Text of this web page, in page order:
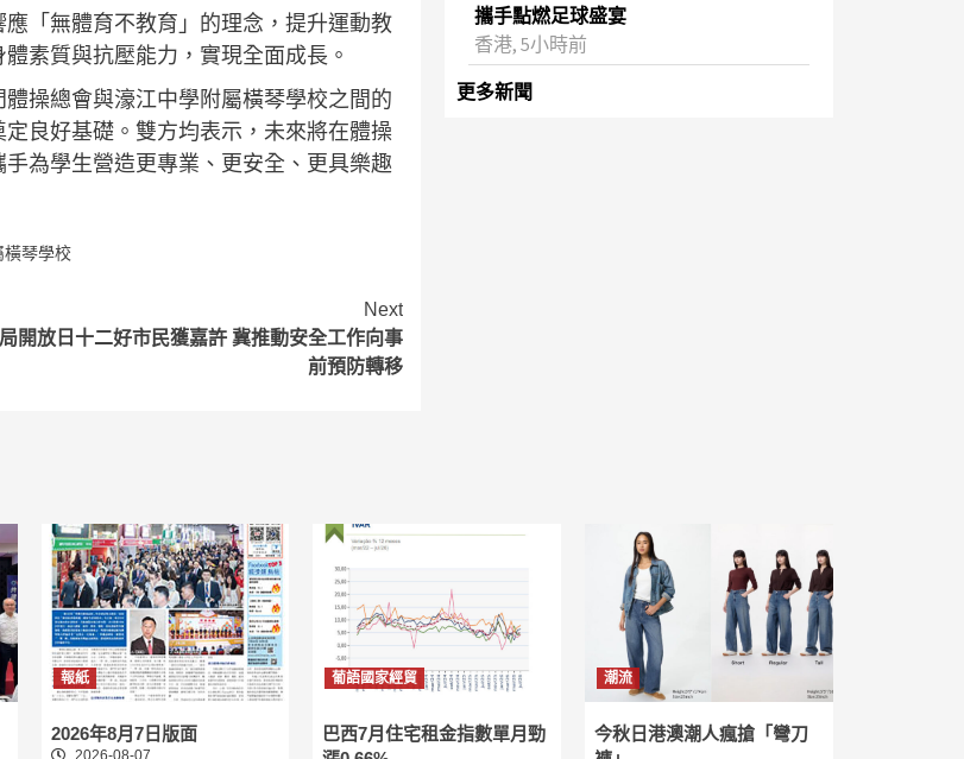
「無體育不教育」的理念，提升運動教
素質與抗壓能力，實現全面成長。
操總會與濠江中學附屬橫琴學校之間的
良好基礎。雙方均表示，未來將在體操
為學生營造更專業、更安全、更具樂趣
橫琴學校
Next
開放日十二好市民獲嘉許 冀推動安全工作向事
前預防轉移
攜手點燃足球盛宴
香港, 5小時前
更多新聞
報紙
2026年8月7日版面
2026-08-07
葡語國家經貿
巴西7月住宅租金指數單月勁
潮流
今秋日港澳潮人瘋搶「彎刀